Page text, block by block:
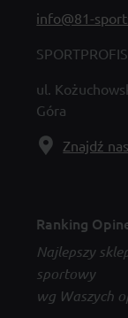
info@81-
ul.
Góra
Znajdź
Ranking
Najlepszy
sportowy
wg Waszych